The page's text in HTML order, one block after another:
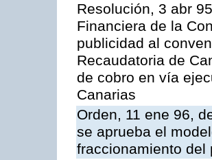
Resolución, 3 abr
Financiera de la
publicidad al
Recaudatoria de
de cobro en vía
Canarias
Orden, 11 ene 96,
se aprueba el
fraccionamiento del